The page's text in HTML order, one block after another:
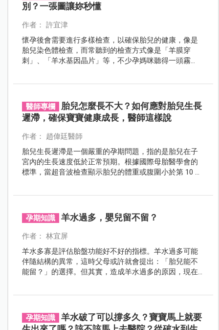
別？一張圖讓妳秒懂
作者： 許宜津
懷孕後會需要進行多樣檢查，以確保胎兒的健康，像是
胎兒染色體檢查，而常聽到的檢查方式像是「羊膜穿
刺」、「羊水基因晶片」等，不少孕媽咪聽得一頭霧
醫師專欄
胎兒怎麼長不大？如何應對胎兒生長
遲滯，確保寶寶健康成長，醫師這樣說
作者： 趙偉廷醫師
胎兒生長遲滯是一個嚴重的孕期問題，指的是胎兒在子
宮內的生長速度低於正常預期。根據國際母胎醫學會的
標準，當超音波檢查顯示胎兒的體重或腹圍小於第 10 百
孕期知識 羊水過多，嬰兒留不留？
作者： 林宜屏
羊水多寡是評估胎盤功能好不好的指標。羊水過多可能
伴隨結構的異常，這時父母或許就會提出：「胎兒能不
能留？」的選擇。但其實，造成羊水過多的原因，現在
孕期知識
羊水破了可以撐多久？寶寶馬上就要